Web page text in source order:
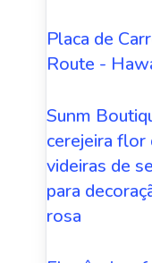
Placa de
Route -
Sunm
cerejeira flor
videiras de
para
rosa